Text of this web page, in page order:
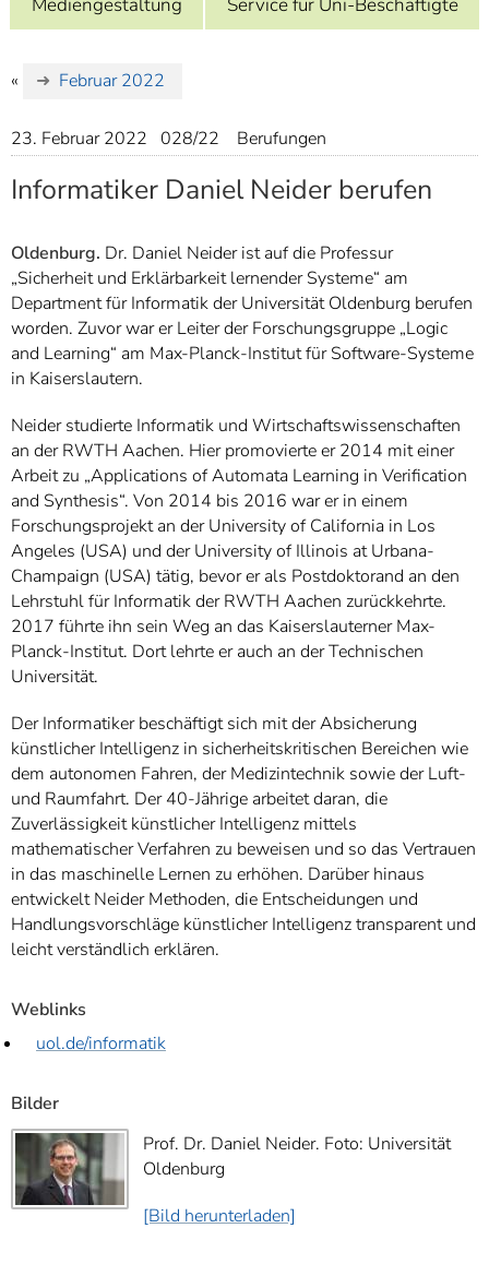
7]
Informationen zur
« Februar 2022
23. Februar 2022 028/22 Berufungen
Informatiker Daniel Neider berufen
Oldenburg. Dr. Daniel Neider ist auf die Professur
„Sicherheit und Erklärbarkeit lernender Systeme“ am
Department für Informatik der Universität Oldenburg berufen
worden. Zuvor war er Leiter der Forschungsgruppe „Logic
and Learning“ am Max-Planck-Institut für Software-Systeme
in Kaiserslautern.
Neider studierte Informatik und Wirtschaftswissenschaften
an der RWTH Aachen. Hier promovierte er 2014 mit einer
Arbeit zu „Applications of Automata Learning in Verification
and Synthesis“. Von 2014 bis 2016 war er in einem
Forschungsprojekt an der University of California in Los
Angeles (USA) und der University of Illinois at Urbana-
Champaign (USA) tätig, bevor er als Postdoktorand an den
Lehrstuhl für Informatik der RWTH Aachen zurückkehrte.
2017 führte ihn sein Weg an das Kaiserslauterner Max-
Planck-Institut. Dort lehrte er auch an der Technischen
Universität.
Der Informatiker beschäftigt sich mit der Absicherung
künstlicher Intelligenz in sicherheitskritischen Bereichen wie
dem autonomen Fahren, der Medizintechnik sowie der Luft-
und Raumfahrt. Der 40-Jährige arbeitet daran, die
Zuverlässigkeit künstlicher Intelligenz mittels
mathematischer Verfahren zu beweisen und so das Vertrauen
in das maschinelle Lernen zu erhöhen. Darüber hinaus
entwickelt Neider Methoden, die Entscheidungen und
Handlungsvorschläge künstlicher Intelligenz transparent und
leicht verständlich erklären.
Weblinks
uol.de/informatik
Bilder
Prof. Dr. Daniel Neider. Foto: Universität
Oldenburg
[Bild herunterladen]